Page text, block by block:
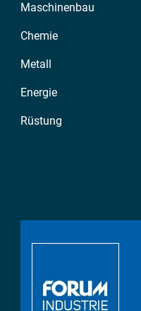
Maschinenbau
Chemie
Metall
Energie
Rüstung